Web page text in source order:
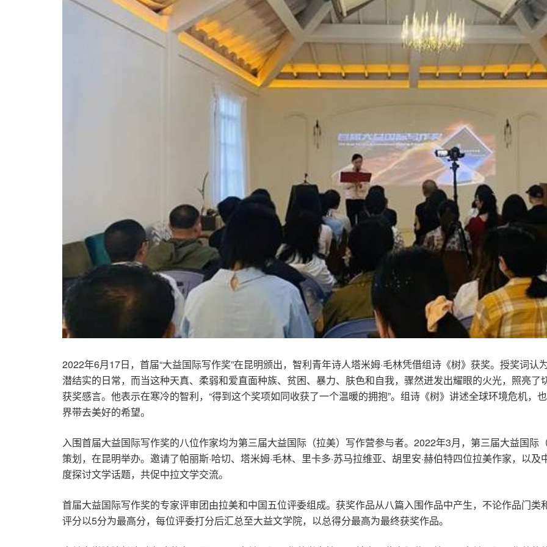
2022年6月17日，首届“大益国际写作奖”在昆明颁出，智利青年诗人塔米姆·毛林凭借组诗《树》获奖。授奖词认
潜结实的日常，而当这种天真、柔弱和爱直面种族、贫困、暴力、肤色和自我，骤然迸发出耀眼的火光，照亮了
获奖感言。他表示在寒冷的智利，“得到这个奖项如同收获了一个温暖的拥抱”。组诗《树》讲述全球环境危机，
界带去美好的希望。
入围首届大益国际写作奖的八位作家均为第三届大益国际（拉美）写作营参与者。2022年3月，第三届大益国际
策划，在昆明举办。邀请了帕丽斯·哈切、塔米姆·毛林、里卡多·苏马拉维亚、胡里安·赫伯特四位拉美作家，以
度探讨文学话题，共促中拉文学交流。
首届大益国际写作奖的专家评审团由拉美和中国五位评委组成。获奖作品从八篇入围作品中产生，不论作品门
评分以5分为最高分，每位评委打分后汇总至大益文学院，以总得分最高为最终获奖作品。